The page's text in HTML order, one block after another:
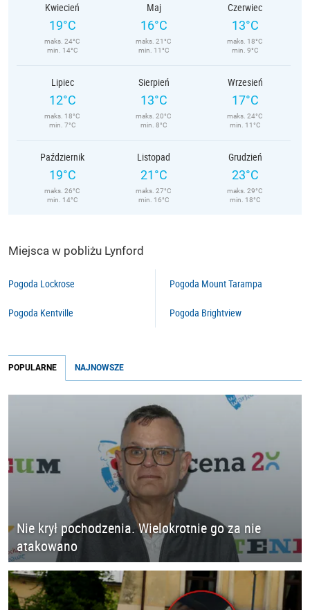
Kwiecień
19°C
maks. 24°C
min. 14°C
Maj
16°C
maks. 21°C
min. 11°C
Czerwiec
13°C
maks. 18°C
min. 9°C
Lipiec
12°C
maks. 18°C
min. 7°C
Sierpień
13°C
maks. 20°C
min. 8°C
Wrzesień
17°C
maks. 24°C
min. 11°C
Październik
19°C
maks. 26°C
min. 14°C
Listopad
21°C
maks. 27°C
min. 16°C
Grudzień
23°C
maks. 29°C
min. 18°C
Miejsca w pobliżu Lynford
Pogoda Lockrose
Pogoda Kentville
Pogoda Mount Tarampa
Pogoda Brightview
POPULARNE NAJNOWSZE
Nie krył pochodzenia. Wielokrotnie go za nie
atakowano